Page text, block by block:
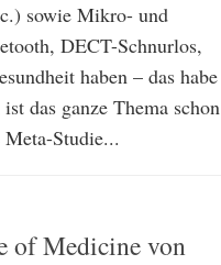
sowie Mikro- und
DECT-Schnurlos,
haben – das habe
das ganze Thema schon
Meta-Studie...
of Medicine von